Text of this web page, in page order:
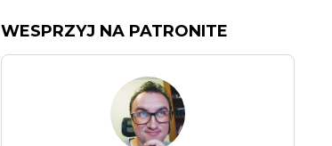
WESPRZYJ NA PATRONITE